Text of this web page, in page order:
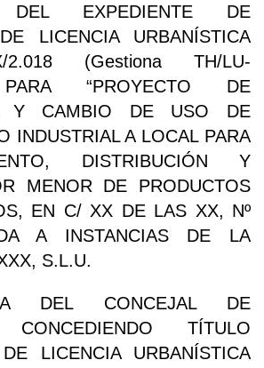
DEL EXPEDIENTE DE
LICENCIA URBANÍSTICA
2.018 (Gestiona TH/LU-
“PROYECTO DE
Y CAMBIO DE USO DE
INDUSTRIAL A LOCAL PARA
DISTRIBUCIÓN Y
MENOR DE PRODUCTOS
EN C/ XX DE LAS XX, Nº
A INSTANCIAS DE LA
S.L.U.
DEL CONCEJAL DE
CONCEDIENDO TÍTULO
LICENCIA URBANÍSTICA